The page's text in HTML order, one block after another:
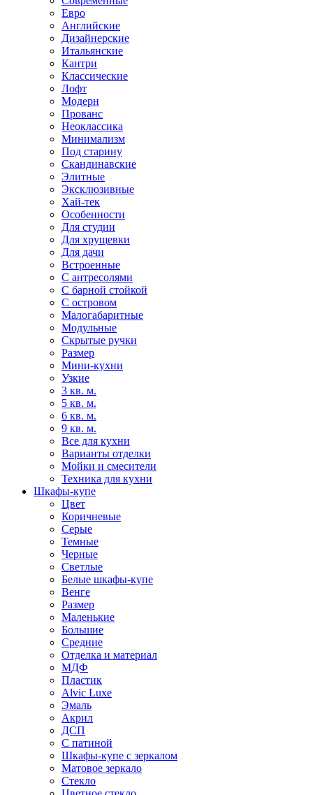
Евро
Английские
Дизайнерские
Итальянские
Кантри
Классические
Лофт
Модерн
Прованс
Неоклассика
Минимализм
Под старину
Скандинавские
Элитные
Эксклюзивные
Хай-тек
Особенности
Для студии
Для хрущевки
Для дачи
Встроенные
С антресолями
С барной стойкой
С островом
Малогабаритные
Модульные
Скрытые ручки
Размер
Мини-кухни
Узкие
3 кв. м.
5 кв. м.
6 кв. м.
9 кв. м.
Все для кухни
Варианты отделки
Мойки и смесители
Техника для кухни
Шкафы-купе
Цвет
Коричневые
Серые
Темные
Черные
Светлые
Белые шкафы-купе
Венге
Размер
Маленькие
Большие
Средние
Отделка и материал
МДФ
Пластик
Alvic Luxe
Эмаль
Акрил
ДСП
С патиной
Шкафы-купе с зеркалом
Матовое зеркало
Стекло